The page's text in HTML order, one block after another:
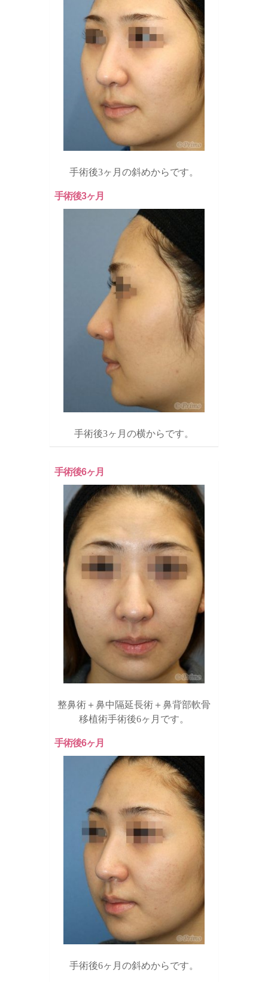
手術後3ヶ月の斜めからです。
手術後3ヶ月
手術後3ヶ月の横からです。
手術後6ヶ月
整鼻術＋鼻中隔延長術＋鼻背部軟骨
移植術手術後6ヶ月です。
手術後6ヶ月
手術後6ヶ月の斜めからです。